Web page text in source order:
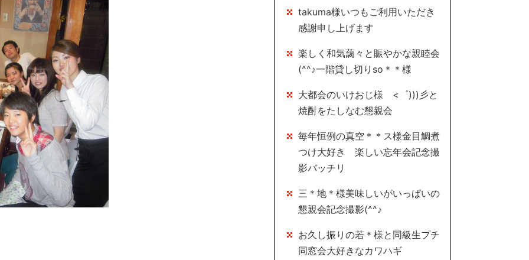
takuma様いつもご利用いただき
感謝申し上げます
楽しく和気藹々と賑やかな親睦会
(^^♪一階貸し切りso＊＊様
大都会のいけおじ様 <゜)))彡と
焼酎をたしなむ懇親会
毎年恒例の真空＊＊ス様金目鯛煮
つけ大好き 楽しい忘年会記念撮
影バッチリ
三＊地＊様美味しいがいっぱいの
懇親会記念撮影(^^♪
お久し振りの若＊様と同級生プチ
同窓会大好きなカワハギ